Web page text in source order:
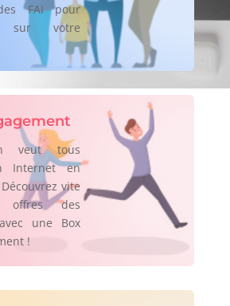
FAI pour
sur votre
veut tous
Internet en
vite
offres des
une Box
!